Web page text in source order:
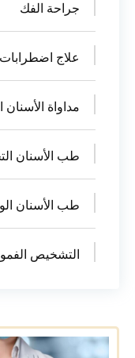
جراحة الفك
علاج
مداواة الأسنان
طب الأسنان
طب الأسنان
التشخيص